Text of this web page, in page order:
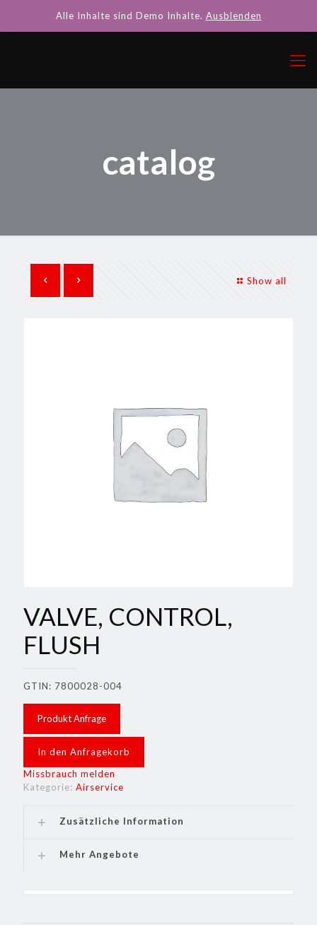
catalog
Show all
VALVE, CONTROL,
FLUSH
GTIN: 7800028-004
Produkt Anfrage
In den Anfragekorb
Missbrauch melden
Kategorie: Airservice
Zusätzliche Information
Mehr Angebote
Alle Inhalte sind Demo Inhalte. Ausblenden